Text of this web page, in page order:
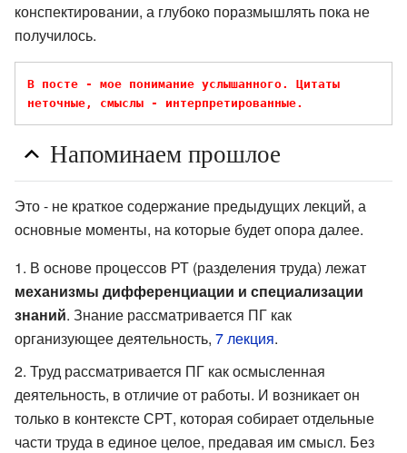
конспектировании, а глубоко поразмышлять пока не
получилось.
В посте - мое понимание услышанного. Цитаты
неточные, смыслы - интерпретированные.
Напоминаем прошлое
Это - не краткое содержание предыдущих лекций, а
основные моменты, на которые будет опора далее.
В основе процессов РТ (разделения труда) лежат
механизмы дифференциации и специализации
знаний. Знание рассматривается ПГ как
организующее деятельность, 7 лекция.
Труд рассматривается ПГ как осмысленная
деятельность, в отличие от работы. И возникает он
только в контексте СРТ, которая собирает отдельные
части труда в единое целое, предавая им смысл. Без